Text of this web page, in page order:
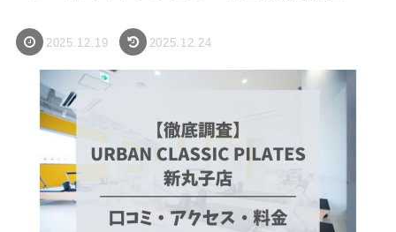
2025.12.19 2025.12.24